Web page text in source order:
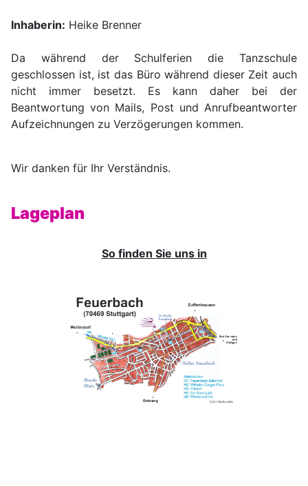
Inhaberin: Heike Brenner
Da während der Schulferien die Tanzschule
geschlossen ist, ist das Büro während dieser Zeit auch
nicht immer besetzt. Es kann daher bei der
Beantwortung von Mails, Post und Anrufbeantworter
Aufzeichnungen zu Verzögerungen kommen.
Wir danken für Ihr Verständnis.
Lageplan
So finden Sie uns in